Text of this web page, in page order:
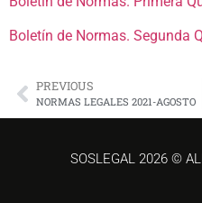
Boletín de Normas. Segunda
PREVIOUS
NORMAS LEGALES 2021-AGOSTO
SOSLEGAL 2026 ©